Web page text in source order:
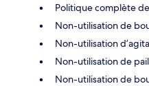
Politique complète
Non-utilisation de
Non-utilisation
Non-utilisation de
Non-utilisation de